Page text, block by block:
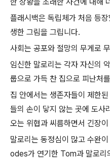
플래시백은 독립체가 처음 등
생한 그림을 그립니다.
사회는 공포와 절망의 무게로
임신한 말로리는 각자 자신의
룹으로 가득 찬 집으로 피난처
집 안에서는 생존자들이 제한
들의 손이 닿지 않는 곳에 도사
오는 위협과 씨름하면서 긴장
말로리는 동정심이 많고 수완
odes가 연기한 Tom과 말로리